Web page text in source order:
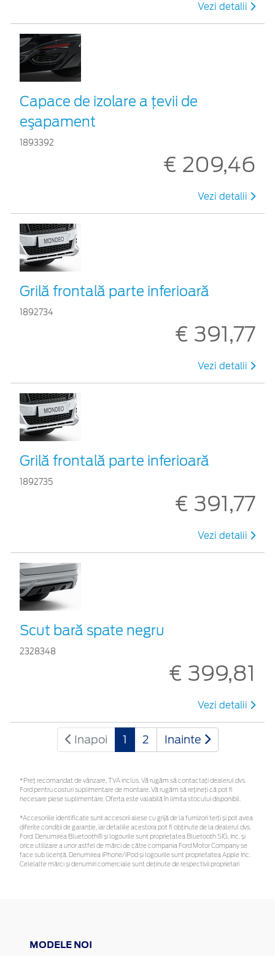
Vezi detalii
Capace de izolare a ţevii de
eşapament
1893392
€ 209,46
Vezi detalii
Grilă frontală parte inferioară
1892734
€ 391,77
Vezi detalii
Grilă frontală parte inferioară
1892735
€ 391,77
Vezi detalii
Scut bară spate negru
2328348
€ 399,81
Vezi detalii
Inapoi 1 2 Inainte
*Preţ recomandat de vânzare, TVA inclus. Vă rugăm să contactaţi dealerul dvs.
Ford pentru costuri suplimentare de montare. Vă rugăm să rețineți că pot fi
necesare piese suplimentare. Oferta este valabilă în limita stocului disponibil.
*Accesoriile identificate sunt accesorii alese cu grijă de la furnizori terți și pot avea
diferite condiții de garanție, iar detaliile acestora pot fi obținute de la dealerul dvs.
Ford. Denumirea Bluetooth® și logourile sunt proprietatea Bluetooth SIG, Inc. și
orice utilizare a unor astfel de mărci de către compania Ford Motor Company se
face sub licență. Denumirea iPhone/iPod și logourile sunt proprietatea Apple Inc.
Celelalte mărci și denumiri comerciale sunt deținute de respectivii proprietari
MODELE NOI